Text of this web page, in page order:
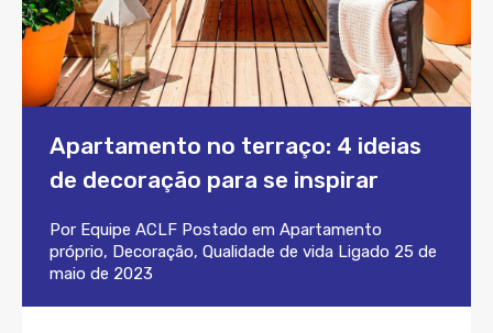
Apartamento no terraço: 4 ideias
de decoração para se inspirar
Por Equipe ACLF Postado em Apartamento
próprio, Decoração, Qualidade de vida Ligado 25 de
maio de 2023